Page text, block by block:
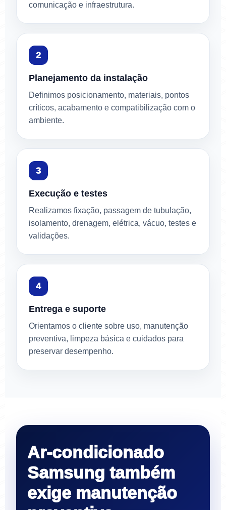
comunicação e infraestrutura.
Planejamento da instalação
Definimos posicionamento, materiais, pontos
críticos, acabamento e compatibilização com o
ambiente.
Execução e testes
Realizamos fixação, passagem de tubulação,
isolamento, drenagem, elétrica, vácuo, testes e
validações.
Entrega e suporte
Orientamos o cliente sobre uso, manutenção
preventiva, limpeza básica e cuidados para
preservar desempenho.
Ar-condicionado
Samsung também
exige manutenção